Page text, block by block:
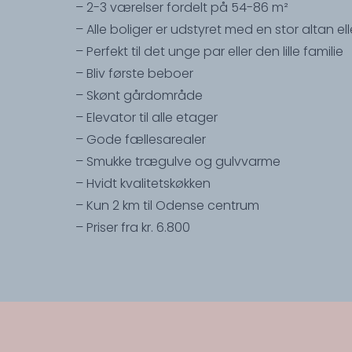
– 2-3 værelser fordelt på 54-86 m²
– Alle boliger er udstyret med en stor altan
– Perfekt til det unge par eller den lille familie
– Bliv første beboer
– Skønt gårdområde
– Elevator til alle etager
– Gode fællesarealer
– Smukke trægulve og gulvvarme
– Hvidt kvalitetskøkken
– Kun 2 km til Odense centrum
– Priser fra kr. 6.800